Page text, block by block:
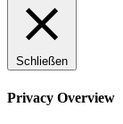
Schließen
Privacy Overview